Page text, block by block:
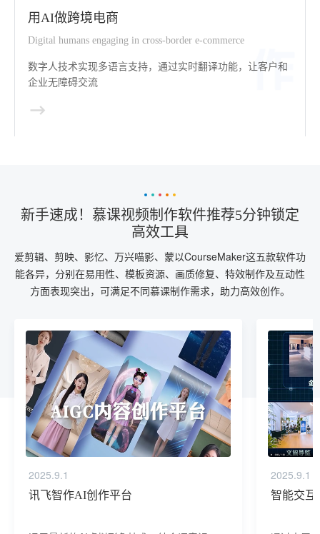
用AI做跨境电商
Digital humans engaging in cross-border e-commerce
数字人技术实现多语言支持，通过实时翻译功能，让客户和
企业无障碍交流
新手速成！慕课视频制作软件推荐5分钟锁定
高效工具
爱剪辑、剪映、影忆、万兴喵影、蒙以CourseMaker这五款软件功
能各异，分别在易用性、模板资源、画质修复、特效制作及互动性
方面表现突出，可满足不同慕课制作需求，助力高效创作。
2025.9.1
讯飞智作AI创作平台
2025.9.1
智能交互